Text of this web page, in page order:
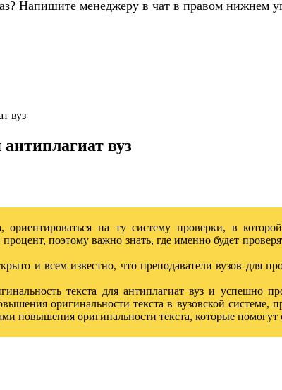
Напишите менеджеру в чат в правом нижнем
вуз
вуз
на ту систему проверки, в
поэтому важно знать, где именно будет
и всем известно, что преподаватели вузов для
текста для антиплагиат вуз и успешно
оригинальности текста в вузовской
повышения оригинальности текста, которые